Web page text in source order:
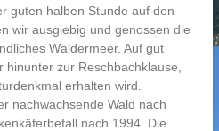
guten halben Stunde auf den
wir ausgiebig und genossen die
Wäldermeer. Auf gut
zur Reschbachklause,
erhalten wird.
nachwachsende Wald nach
nach 1994. Die